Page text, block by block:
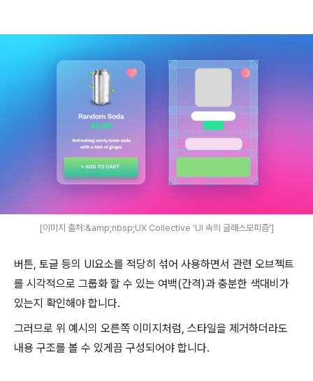
[이미지 출처:&amp;nbsp;UX Collective 'UI 속의 글래스모피즘']
버튼, 토글 등의 UI요소를 적당히 섞어 사용하면서 관련 오브젝트
를 시각적으로 그룹화 할 수 있는 여백(간격)과 충분한 색대비가
있는지 확인해야 합니다.
그러므로 위 예시의 오른쪽 이미지처럼, 스타일을 제거하더라도
내용 구조를 볼 수 있게끔 구성되어야 합니다.